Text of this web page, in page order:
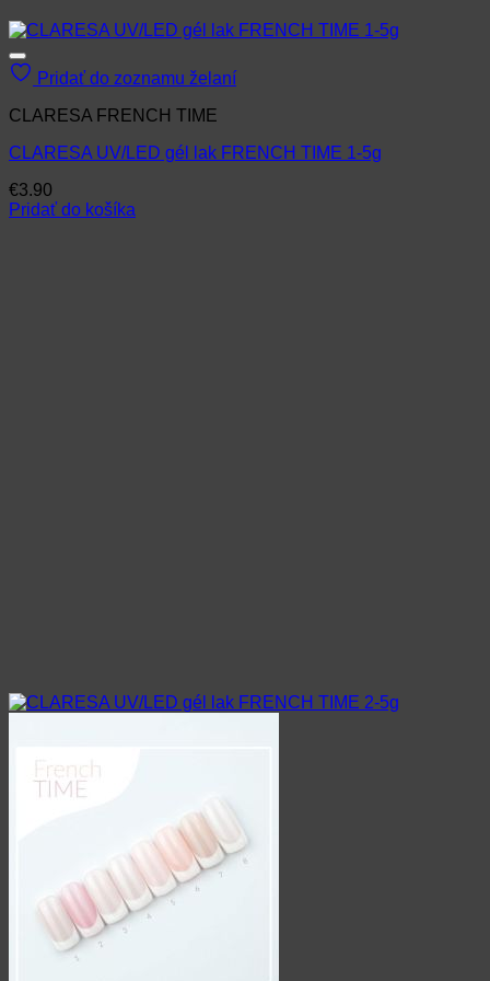
Pridať do zoznamu želaní
CLARESA FRENCH TIME
CLARESA UV/LED gél lak FRENCH TIME 1-5g
€3.90
Pridať do košíka